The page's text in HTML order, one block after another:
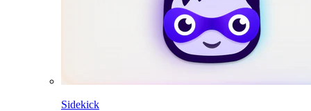
Sidekick